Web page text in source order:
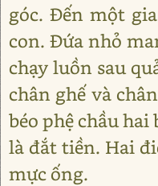
góc. Đến một
con. Đứa nhỏ
chạy luồn sau
chân ghế và
béo phệ chầu
là đắt tiền. Hai
mực ống.